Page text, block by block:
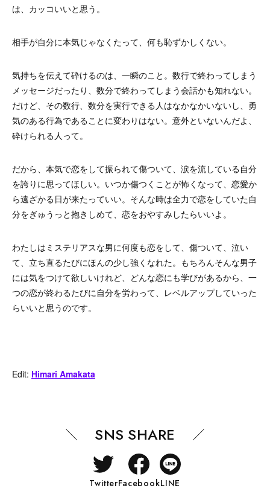
は、カッコいいと思う。
相手が自分に本気じゃなくたって、何も恥ずかしくない。
気持ちを伝えて砕けるのは、一瞬のこと。数行で終わってしまう
メッセージだったり、数分で終わってしまう会話かも知れない。
だけど、その数行、数分を実行できる人はなかなかいないし、勇
気のある行為であることに変わりはない。意外といないんだよ、
砕けられる人って。
だから、本気で恋をして振られて傷ついて、涙を流している自分
を誇りに思ってほしい。いつか傷つくことが怖くなって、恋愛か
ら遠ざかる日が来たっていい。そんな時は全力で恋をしていた自
分をぎゅうっと抱きしめて、恋をおやすみしたらいいよ。
わたしはミステリアスな男に何度も恋をして、傷ついて、泣い
て、立ち直るたびにほんの少し強くなれた。もちろんそんな男子
には気をつけて欲しいけれど、どんな恋にも学びがあるから、一
つの恋が終わるたびに自分を労わって、レベルアップしていった
らいいと思うのです。
Edit: Himari Amakata
SNS SHARE
TwitterFacebookLINE